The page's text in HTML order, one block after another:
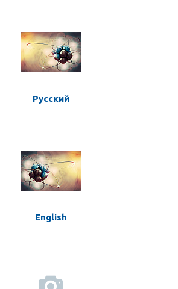
Русский
English